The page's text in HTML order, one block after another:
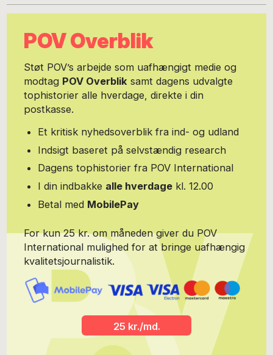
Architecture Festival.
POV Overblik
Støt POV’s arbejde som uafhængigt medie og
modtag POV Overbliksamt dagens udvalgte
tophistorier alle hverdage, direkte i din
postkasse.
Et kritisk nyhedsoverblik fra ind- og udland
Indsigt baseret på selvstændig research
Dagens tophistorier fra POV International
I din indbakke alle hverdage kl. 12.00
Betal med MobilePay
For kun 25 kr. om måneden giver du POV
International mulighed for at bringe uafhængig
kvalitetsjournalistik.
25 kr./md.